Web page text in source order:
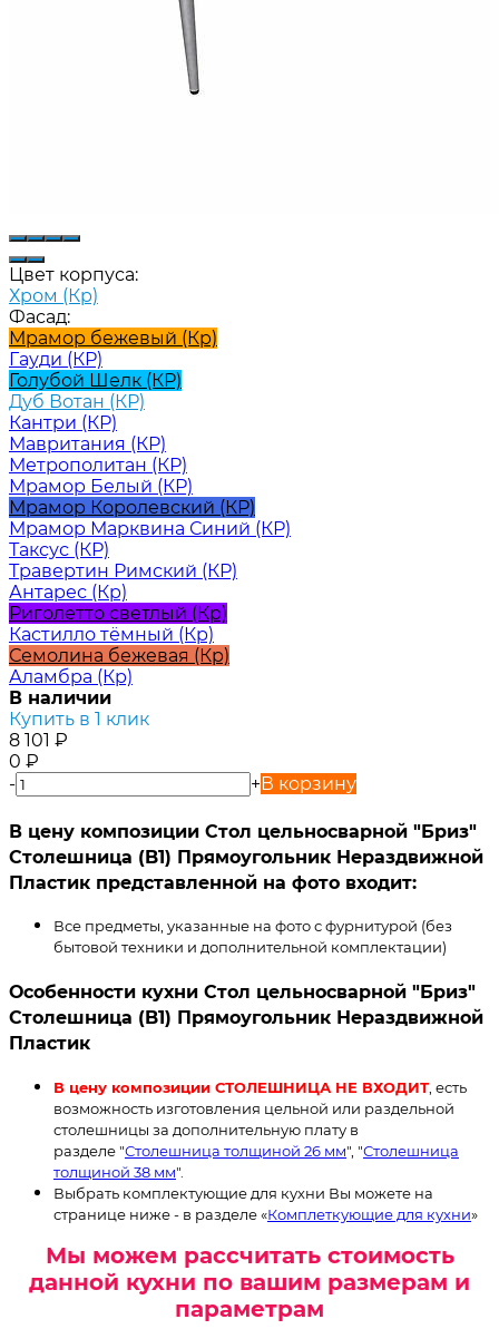
Цвет корпуса:
Хром (Кр)
Фасад:
Мрамор бежевый (Кр)
Гауди (КР)
Голубой Шелк (КР)
Дуб Вотан (КР)
Кантри (КР)
Мавритания (КР)
Метрополитан (КР)
Мрамор Белый (КР)
Мрамор Королевский (КР)
Мрамор Марквина Синий (КР)
Таксус (КР)
Травертин Римский (КР)
Антарес (Кр)
Риголетто светлый (Кр)
Кастилло тёмный (Кр)
Семолина бежевая (Кр)
Аламбра (Кр)
В наличии
Купить в 1 клик
8 101 ₽
0 ₽
-
+В корзину
В цену композиции Стол цельносварной "Бриз"
Столешница (B1) Прямоугольник Нераздвижной
Пластик представленной на фото входит:
Все предметы, указанные на фото с фурнитурой (без
бытовой техники и дополнительной комплектации)
Особенности кухни Стол цельносварной "Бриз"
Столешница (B1) Прямоугольник Нераздвижной
Пластик
В цену композиции СТОЛЕШНИЦА НЕ ВХОДИТ, есть
возможность изготовления цельной или раздельной
столешницы за дополнительную плату в
разделе "Столешница толщиной 26 мм", "Столешница
толщиной 38 мм".
Выбрать комплектующие для кухни Вы можете на
странице ниже - в разделе «Комплеткующие для кухни»
Мы можем рассчитать стоимость
данной кухни по вашим размерам и
параметрам